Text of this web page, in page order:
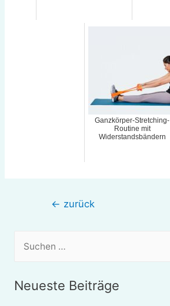
Ganzkörper-Stretching-
Routine mit
Widerstandsbändern
Beitragsnavigation
← zurück
Neueste Beiträge